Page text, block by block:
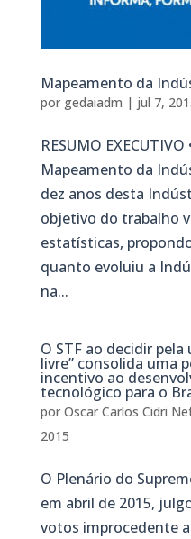
Mapeamento da
por gedaiadm | jul 7,
RESUMO
Mapeamento da
dez anos desta
objetivo do trabalho
estatísticas,
quanto evoluiu a
na...
O STF ao decidir
livre” consolida uma
incentivo ao
tecnológico para o
por Oscar Carlos Cidri
2015
O Plenário do
em abril de 2015,
votos improcedente